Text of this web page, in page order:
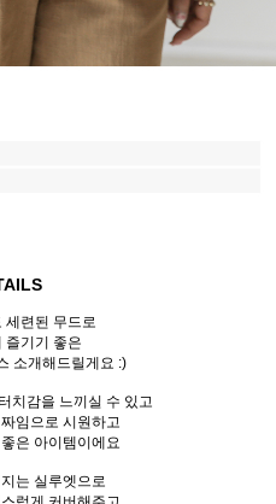
세련된 무드로
즐기기 좋은
소개해드릴게요 :)
치감을 느끼실 수 있고
임으로 시원하고
은 아이템이에요
는 실루엣으로